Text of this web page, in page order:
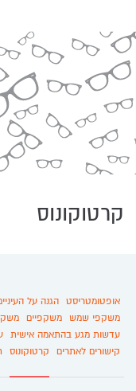
קרטוקונוס
אופטומטריסט הגנה על
משקפי שמש משקפיים
עדשות מגע בהתאמה אישית
קישורים לאתרים
קרטוקונוס